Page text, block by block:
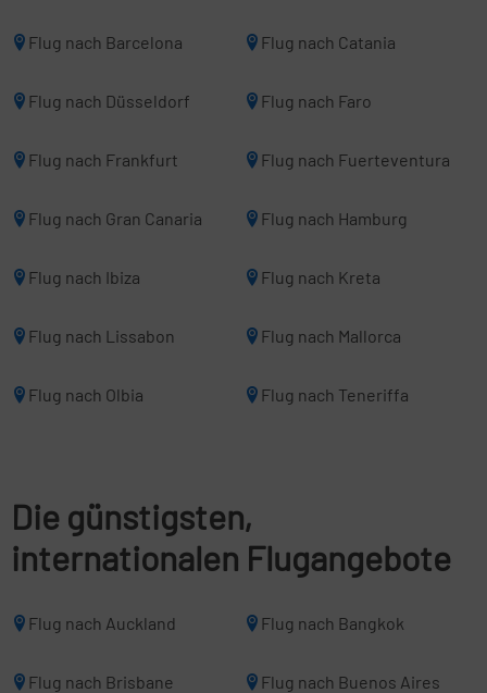
Flug nach Barcelona Flug nach Catania
Flug nach Düsseldorf Flug nach Faro
Flug nach Frankfurt Flug nach Fuerteventura
Flug nach Gran Canaria Flug nach Hamburg
Flug nach Ibiza Flug nach Kreta
Flug nach Lissabon Flug nach Mallorca
Flug nach Olbia Flug nach Teneriffa
Die günstigsten,
internationalen Flugangebote
Flug nach Auckland Flug nach Bangkok
Flug nach Brisbane Flug nach Buenos Aires